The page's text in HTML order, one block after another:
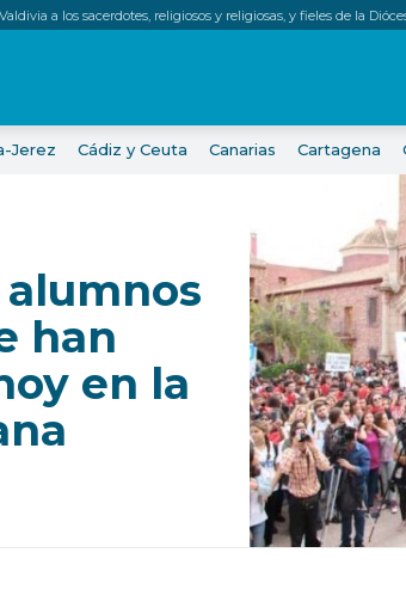
a los sacerdotes, religiosos y religiosas, y fieles de la
Jerez Cádiz y Ceuta Canarias Cartagena
alumnos
han
en la